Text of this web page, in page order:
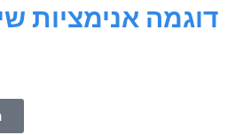
דוגמה אנימציות